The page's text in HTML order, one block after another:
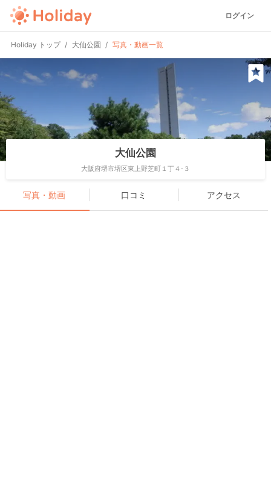
ログイン
Holiday トップ 大仙公園 写真・動画一覧
大仙公園
大阪府堺市堺区東上野芝町１丁４-３
写真・動画 口コミ アクセス